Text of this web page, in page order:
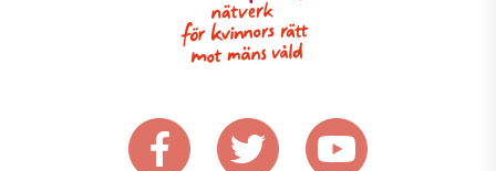
Informationsmaterial